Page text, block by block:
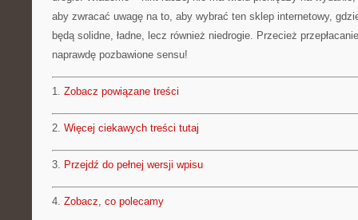
aby zwracać uwagę na to, aby wybrać ten sklep internetowy,
będą solidne, ładne, lecz również niedrogie. Przecież
naprawdę pozbawione sensu!
1. Zobacz powiązane treści
2. Więcej ciekawych treści tutaj
3. Przejdź do pełnej wersji wpisu
4. Zobacz, co polecamy